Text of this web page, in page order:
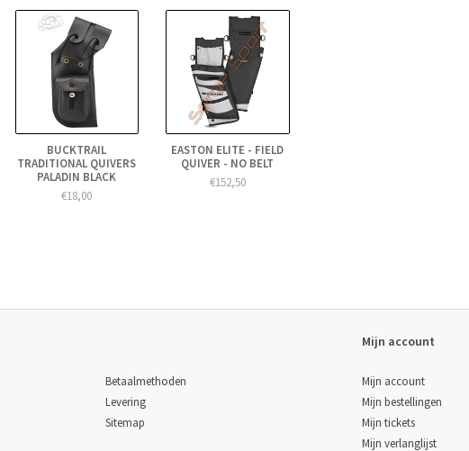
BUCKTRAIL
TRADITIONAL QUIVERS
PALADIN BLACK
€18,00
EASTON ELITE - FIELD
QUIVER - NO BELT
€152,50
Betaalmethoden
Levering
Sitemap
Mijn account
Mijn account
Mijn bestellingen
Mijn tickets
Mijn verlanglijst